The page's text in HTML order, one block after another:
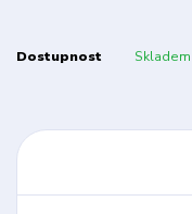
Dostupnost Skladem